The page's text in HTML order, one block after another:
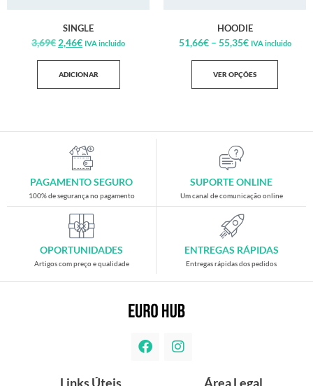
SINGLE
3,69€ 2,46€ IVA incluido
ADICIONAR
HOODIE
51,66€ – 55,35€ IVA incluido
VER OPÇÕES
PAGAMENTO SEGURO
100% de segurança no pagamento
SUPORTE ONLINE
Um canal de comunicação online
OPORTUNIDADES
Artigos com preço e qualidade
ENTREGAS RÁPIDAS
Entregas rápidas dos pedidos
Links Úteis Área Legal